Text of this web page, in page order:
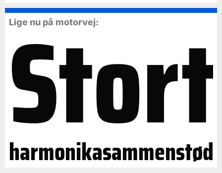
Lige nu på motorvej:
Stort
harmonikasammenstød